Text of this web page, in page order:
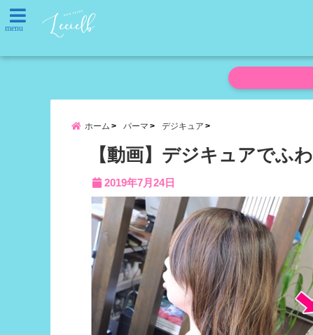
menu
ホーム パーマ デジキュア
【動画】デジキュアでふ
2019年7月24日